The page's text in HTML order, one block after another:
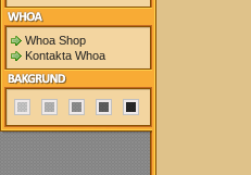
Whoa Shop
Kontakta Whoa